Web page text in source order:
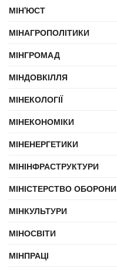
МІН'ЮСТ
МІНАГРОПОЛІТИКИ
МІНГРОМАД
МІНДОВКІЛЛЯ
МІНЕКОЛОГІЇ
МІНЕКОНОМІКИ
МІНЕНЕРГЕТИКИ
МІНІНФРАСТРУКТУРИ
МІНІСТЕРСТВО ОБОРОНИ
МІНКУЛЬТУРИ
МІНОСВІТИ
МІНПРАЦІ